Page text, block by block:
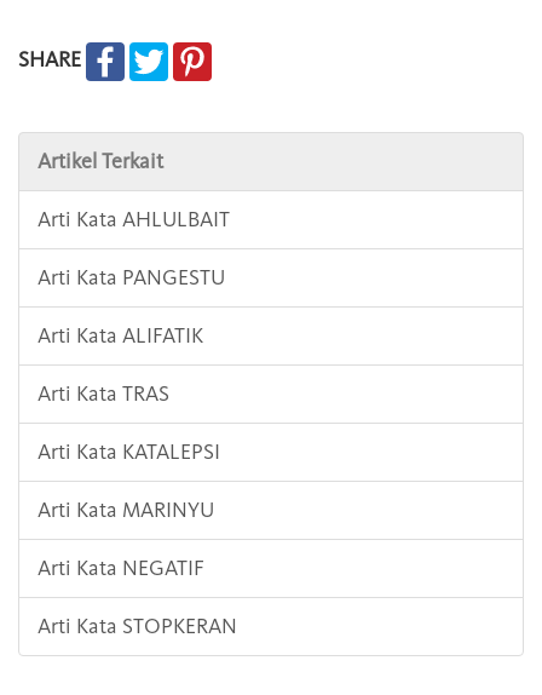
SHARE
Artikel Terkait
Arti Kata AHLULBAIT
Arti Kata PANGESTU
Arti Kata ALIFATIK
Arti Kata TRAS
Arti Kata KATALEPSI
Arti Kata MARINYU
Arti Kata NEGATIF
Arti Kata STOPKERAN